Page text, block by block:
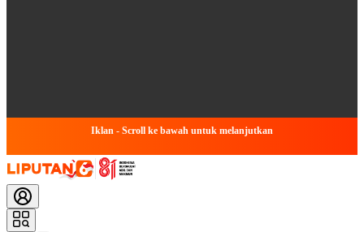
Iklan - Scroll ke bawah untuk melanjutkan